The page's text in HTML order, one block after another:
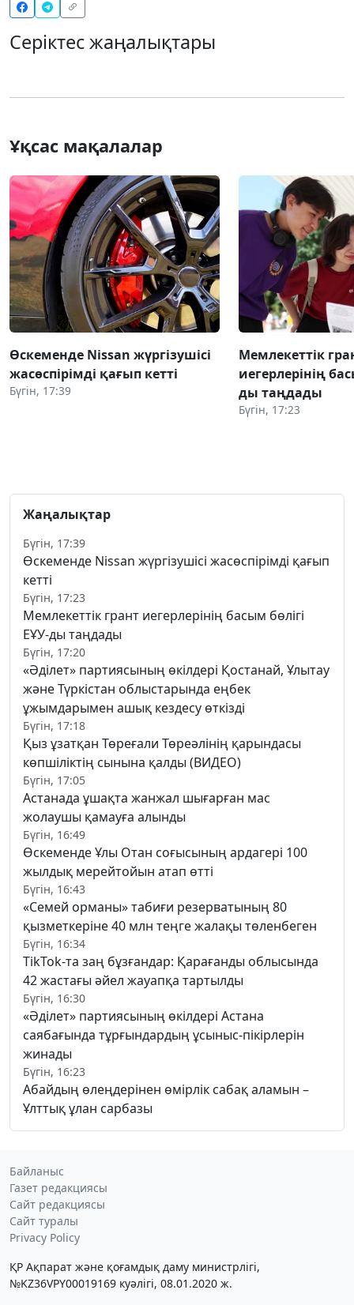
Серіктес жаңалықтары
Ұқсас мақалалар
Өскеменде Nissan жүргізушісі
жасөспірімді қағып кетті
Бүгін, 17:39
Мемлекеттік
иегерлерінің
ды таңдады
Бүгін, 17:23
Жаңалықтар
Бүгін, 17:39
Өскеменде Nissan жүргізушісі жасөспірімді қағып
кетті
Бүгін, 17:23
Мемлекеттік грант иегерлерінің басым бөлігі
ЕҰУ-ды таңдады
Бүгін, 17:20
«Әділет» партиясының өкілдері Қостанай, Ұлытау
және Түркістан облыстарында еңбек
ұжымдарымен ашық кездесу өткізді
Бүгін, 17:18
Қыз ұзатқан Төреғали Төреәлінің қарындасы
көпшіліктің сынына қалды (ВИДЕО)
Бүгін, 17:05
Астанада ұшақта жанжал шығарған мас
жолаушы қамауға алынды
Бүгін, 16:49
Өскеменде Ұлы Отан соғысының ардагері 100
жылдық мерейтойын атап өтті
Бүгін, 16:43
«Семей орманы» табиғи резерватының 80
қызметкеріне 40 млн теңге жалақы төленбеген
Бүгін, 16:34
TikTok-та заң бұзғандар: Қарағанды облысында
42 жастағы әйел жауапқа тартылды
Бүгін, 16:30
«Әділет» партиясының өкілдері Астана
саябағында тұрғындардың ұсыныс-пікірлерін
жинады
Бүгін, 16:23
Абайдың өлеңдерінен өмірлік сабақ аламын –
Ұлттық ұлан сарбазы
Байланыс
Газет редакциясы
Сайт редакциясы
Сайт туралы
Privacy Policy
ҚР Ақпарат және қоғамдық даму министрлігі,
№KZ36VPY00019169 куәлігі, 08.01.2020 ж.